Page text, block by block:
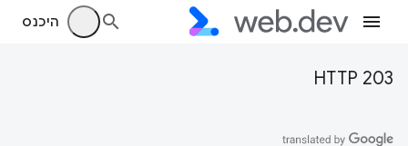
היכנס
HTTP 203